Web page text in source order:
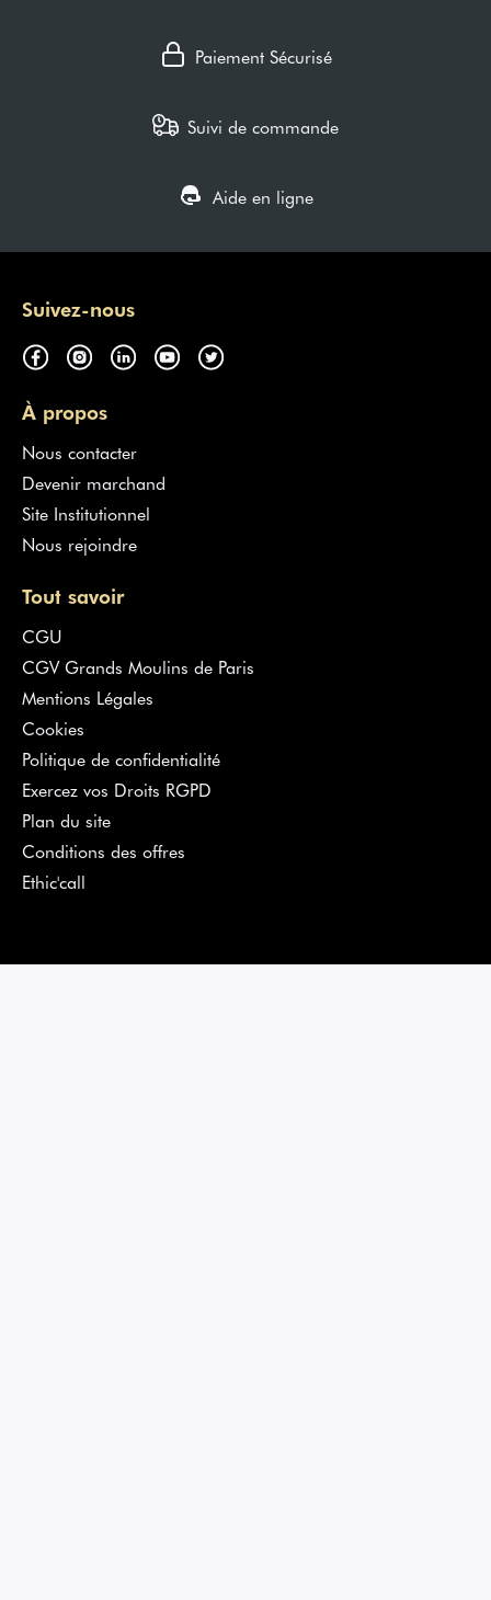
Paiement Sécurisé
Suivi de commande
Aide en ligne
Suivez-nous
À propos
Nous contacter
Devenir marchand
Site Institutionnel
Nous rejoindre
Tout savoir
CGU
CGV Grands Moulins de Paris
Mentions Légales
Cookies
Politique de confidentialité
Exercez vos Droits RGPD
Plan du site
Conditions des offres
Ethic'call